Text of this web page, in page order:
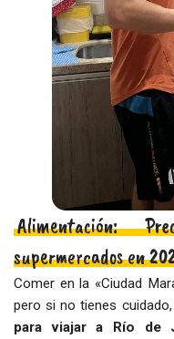
Alimentación:
supermercados en
Comer en la «Ciudad
pero si no tienes
para viajar a Río de